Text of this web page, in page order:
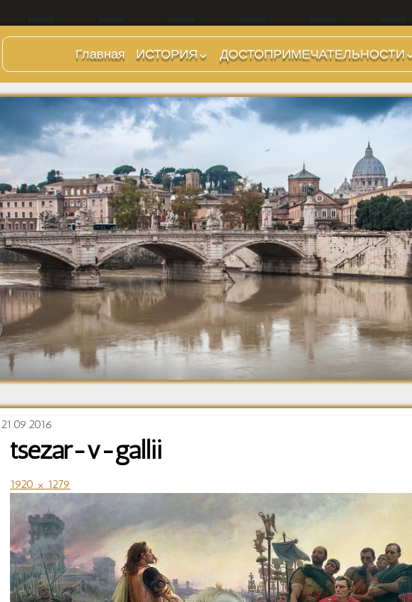
Главная
ИСТОРИЯ
Предыстория
Царский период
(753-509 гг до н.э.)
Ранняя Республика
(509-265 гг до н.э.)
Поздняя Республика
(264-27 гг до н.э.)
Империя. Принципат
(27 г до н.э. — 284 г
н.э.)
Империя. Доминат
(284-476 гг)
Темные Века. Готы
Темные Века.
Экзархат
Средневековье
Возрождение и
Барокко
ДОСТОПРИМЕЧАТЕЛЬНОСТИ
Холмы и остров.
Районы
Форумы, Площади,
Дороги
Стадионы, Термы
Музеи
Дохристианские
храмы
Христианские храмы,
базилики etc.
Дворцы
Арки, колонны и
обелиски
Фонтаны
21.09.2016
tsezar-v-gallii
1920 × 1279